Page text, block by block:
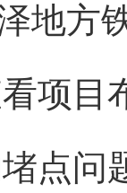
地方
项目
点问